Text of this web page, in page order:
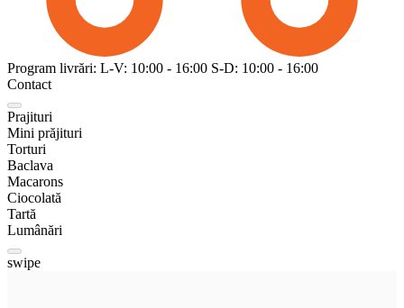
Program livrări: L-V: 10:00 - 16:00 S-D: 10:00 - 16:00
Contact
Prajituri
Mini prăjituri
Torturi
Baclava
Macarons
Ciocolată
Tartă
Lumânări
swipe